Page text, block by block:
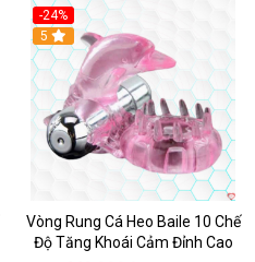
-24%
5
Vòng Rung Cá Heo Baile 10 Chế
Độ Tăng Khoái Cảm Đỉnh Cao